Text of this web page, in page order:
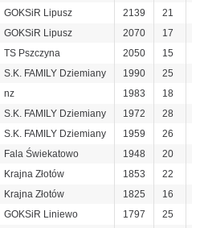
GOKSiR Lipusz 2139 21
GOKSiR Lipusz 2070 17
TS Pszczyna 2050 15
S.K. FAMILY Dziemiany 1990 25
nz 1983 18
S.K. FAMILY Dziemiany 1972 28
S.K. FAMILY Dziemiany 1959 26
Fala Świekatowo 1948 20
Krajna Złotów 1853 22
Krajna Złotów 1825 16
GOKSiR Liniewo 1797 25